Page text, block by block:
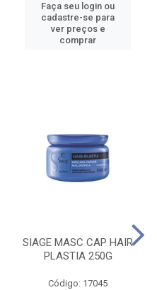
Faça seu login ou
cadastre-se para
ver preços e
comprar
SIAGE MASC CAP HAIR
PLASTIA 250G
Código: 17045